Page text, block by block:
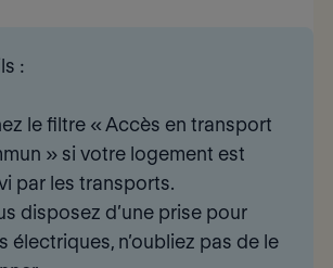
:
le filtre «Accès en transport
» si votre logement est
par les transports.
disposez d’une prise pour
électriques, n’oubliez pas de le